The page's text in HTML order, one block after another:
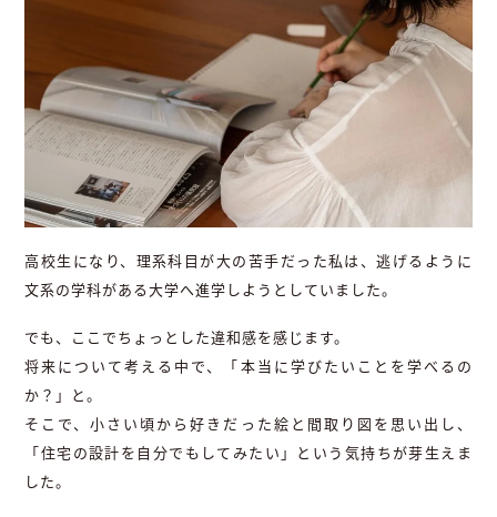
高校生になり、理系科目が大の苦手だった私は、逃げるように
文系の学科がある大学へ進学しようとしていました。
でも、ここでちょっとした違和感を感じます。
将来について考える中で、「本当に学びたいことを学べるの
か？」と。
そこで、小さい頃から好きだった絵と間取り図を思い出し、
「住宅の設計を自分でもしてみたい」という気持ちが芽生えま
した。